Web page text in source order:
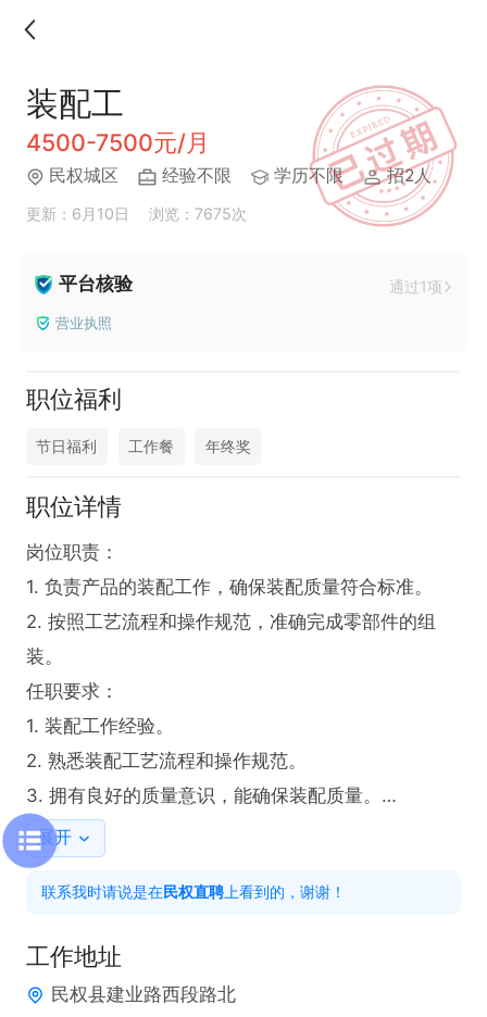
装配工
4500-7500元/月
民权城区 经验不限 学历不限 招2人
更新：6月10日 浏览：7675次
平台核验 通过1项
营业执照
职位福利
节日福利 工作餐 年终奖
职位详情
岗位职责：
1. 负责产品的装配工作，确保装配质量符合标准。
2. 按照工艺流程和操作规范，准确完成零部件的组
装。
任职要求：
1. 装配工作经验。
2. 熟悉装配工艺流程和操作规范。
3. 拥有良好的质量意识，能确保装配质量。
薪资待遇：4500-7500元
展开
联系我时请说是在民权直聘 上看到的，谢谢！
工作地址
民权县建业路西段路北